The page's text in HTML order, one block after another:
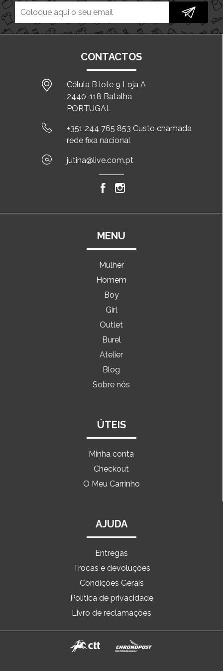
CONTACTOS
Célula B lote 9 Loja A
2440-118 Batalha
PORTUGAL
+351 244 765 853 Custo chamada
rede fixa nacional
jutina@live.com.pt
MENU
Mulher
Homem
Boy
Girl
Outlet
Burel
Atelier
Blog
Sobre nós
ÚTEIS
Minha conta
Checkout
O Meu Carrinho
AJUDA
Entregas
Trocas e devoluções
Condições Gerais
Política de privacidade
Livro de reclamações